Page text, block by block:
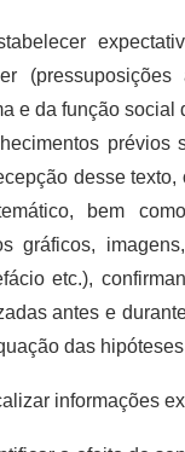
(pressuposições
e da função social
prévios
desse texto,
bem
gráficos,
etc.),
antes e
das
informações